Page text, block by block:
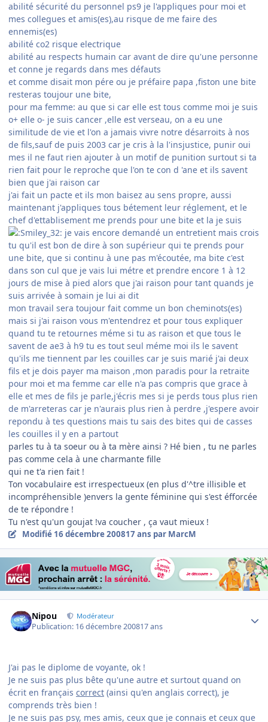
abilité sécurité du personnel ps9 je l'appliques pour moi et
mes collegues et amis(es),au risque de me faire des
ennemis(es)
abilité co2 risque electrique
abilité au respects humain car avant de dire qu'une personne
et conne je regards dans mes défauts
et comme disait mon pére ou je préfaire papa ,fiston une bite
resteras toujour une bite,
pour ma femme: au que si car elle est tous comme moi je suis
o+ elle o- je suis cancer ,elle est verseau, on a eu une
similitude de vie et l'on a jamais vivre notre désarroits à nos
de fils,sauf de puis 2003 car je cris à la l'insjustice, punir oui
mes il ne faut rien ajouter à un motif de punition surtout si ta
rien fait pour le reproche que l'on te con d 'ane et ils savent
bien que j'ai raison car
j'ai fait un pacte et ils mon baisez au sens propre, aussi
maintenant j'appliques tous bétement leur réglement, et le
chef d'ettablisement me prends pour une bite et la je suis
je vais encore demandé un entretient mais crois
tu qu'il est bon de dire à son supérieur qui te prends pour
une bite, que si continu à une pas m'écoutée, ma bite c'est
dans son cul que je vais lui métre et prendre encore 1 à 12
jours de mise à pied alors que j'ai raison pour tant quands je
suis arrivée à somain je lui ai dit
mon travail sera toujour fait comme un bon cheminots(es)
mais si j'ai raison vous m'entendrez et pour tous expliquer
quand tu te retournes méme si tu as raison et que tous le
savent de ae3 à h9 tu es tout seul méme moi ils le savent
qu'ils me tiennent par les couilles car je suis marié j'ai deux
fils et je dois payer ma maison ,mon paradis pour la retraite
pour moi et ma femme car elle n'a pas compris que grace à
elle et mes de fils je parle,j'écris mes si je perds tous plus rien
de m'arreteras car je n'aurais plus rien à perdre ,j'espere avoir
repondu à tes questions mais tu sais des bites qui de casses
les couilles il y en a partout
parles tu à ta soeur ou à ta mère ainsi ? Hé bien , tu ne parles
pas comme cela à une charmante fille
qui ne t'a rien fait !
Ton vocabulaire est irrespectueux (en plus d'^tre illisible et
incompréhensible )envers la gente féminine qui s'est éfforcée
de te répondre !
Tu n'est qu'un goujat !va coucher , ça vaut mieux !
Modifié 16 décembre 200817 ans par MarcM
Nipou Modérateur
Publication: 16 décembre 200817 ans
J'ai pas le diplome de voyante, ok !
Je ne suis pas plus bête qu'une autre et surtout quand on
écrit en français correct (ainsi qu'en anglais correct), je
comprends très bien !
Je ne suis pas psy, mes amis, ceux que je connais et ceux que